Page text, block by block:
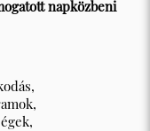
napközbeni